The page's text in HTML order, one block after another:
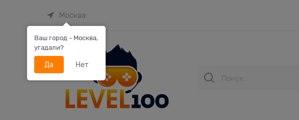
Москва
Ваш город - Москва,
угадали?
Да Нет